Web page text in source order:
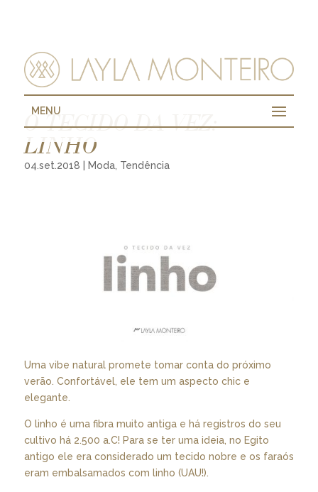
MENU
O TECIDO DA VEZ:
LINHO
04.set.2018 Moda, Tendência
Uma vibe natural promete tomar conta do próximo
verão. Confortável, ele tem um aspecto chic e
elegante.
O linho é uma fibra muito antiga e há registros do seu
cultivo há 2.500 a.C! Para se ter uma ideia, no Egito
antigo ele era considerado um tecido nobre e os faraós
eram embalsamados com linho (UAU!).